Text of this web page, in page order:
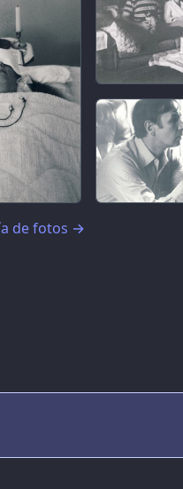
de fotos →